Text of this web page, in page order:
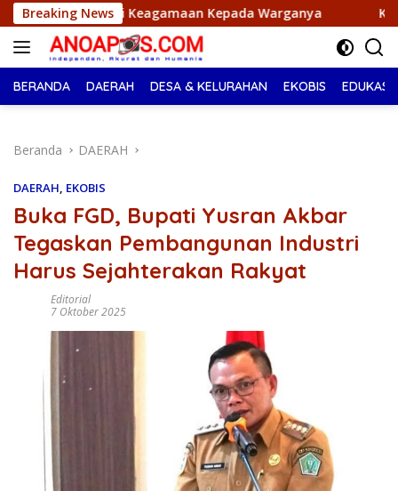
Langsung
ke
konten
Breaking NewsKepada Warganya Ketua Mabicab Gerakan
BERANDA DAERAH DESA & KELURAHAN EKOBIS EDUKASI
Beranda DAERAH
DAERAH, EKOBIS
Buka FGD, Bupati Yusran Akbar
Tegaskan Pembangunan Industri
Harus Sejahterakan Rakyat
Editorial
7 Oktober 2025